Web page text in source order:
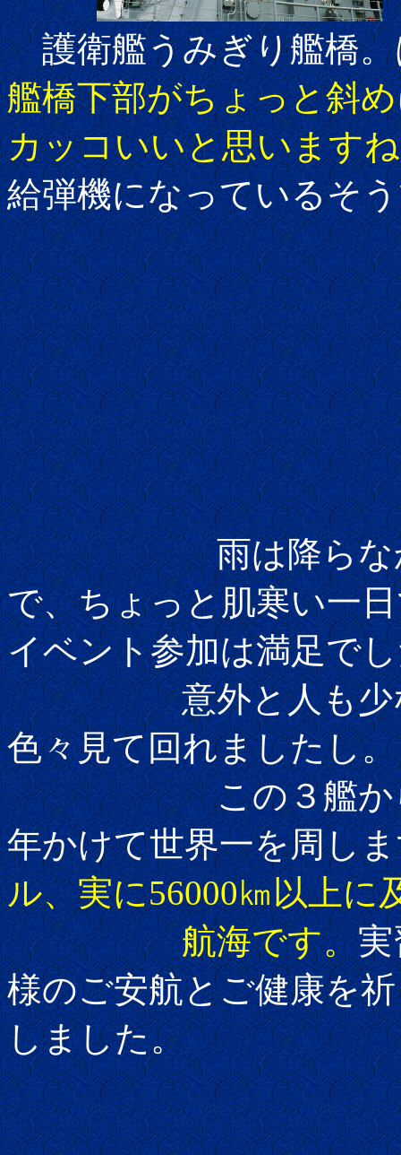
護衛艦うみぎり艦橋。
艦橋下部がちょっと斜
カッコいいと思います
給弾機になっているそ
雨は降らなかった
で、ちょっと肌寒い一
イベント参加は満足で
意外と人も少なか
色々見て回れましたし。
この３艦からなる
年かけて世界一を周し
ル、実に56000㎞以上に
航海です。実
様のご安航とご健康を
しました。